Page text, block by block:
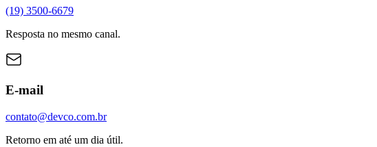
(19) 3500-6679
Resposta no mesmo canal.
E-mail
contato@devco.com.br
Retorno em até um dia útil.